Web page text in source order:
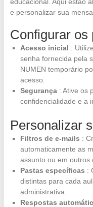
e personalizar sua
Configurar os
Acesso inicial :
senha fornecida pela
NUMEN temporário
acesso.
Segurança: Ative os
confidencialidade e a
Personalizar
Filtros de e-mails :
automaticamente as
assunto ou em outros
Pastas específicas :
distintas para cada
administrativa.
Respostas